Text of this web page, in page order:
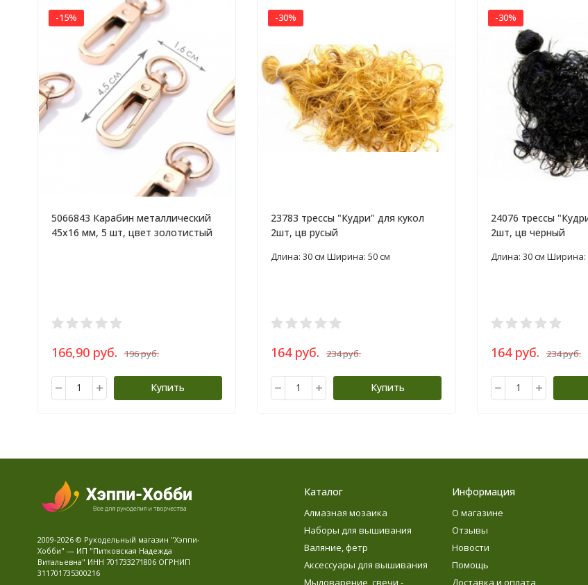
-15%
5066843 Карабин металлический
45х16 мм, 5 шт, цвет золотистый
166,90 руб. 196 руб.
Купить
-30%
23783 трессы "Кудри" для кукол
2шт, цв русый
Длина: 30 см Ширина: 50 см
164 руб. 234 руб.
Купить
-30%
24076 трессы
2шт, цв черный
Длина: 30 см Ширина:
164 руб. 234 руб.
2009-2026 © Рукодельный магазин "Хэппи-
Хобби" — ИП "Питковская Надежда
Витальевна" ИНН 701733271806 ОГРНИП
311701735300216
Каталог
Алмазная мозаика
Наборы для вышивания
Валяние, фетр
Аксессуары для вышивания
Мыловарение, свечи -
Информация
О магазине
Отзывы
Новости
Помощь
Доставка и оплата